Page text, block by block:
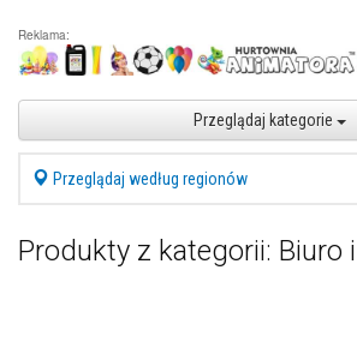
Reklama:
Przeglądaj kategorie
Przeglądaj według regionów
Produkty z kategorii: Biuro